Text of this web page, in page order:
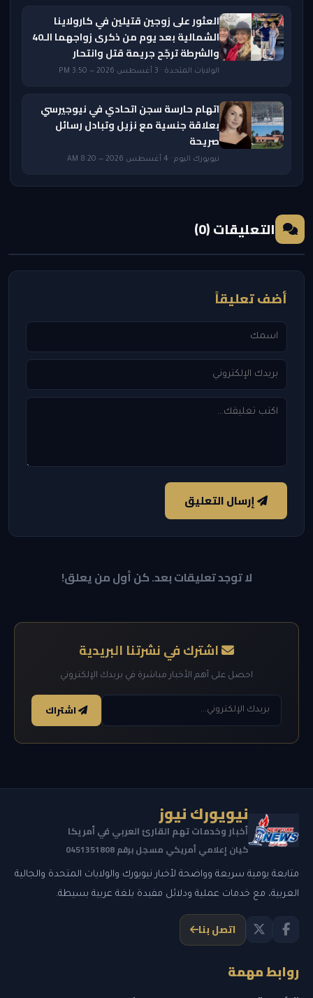
العثور على زوجين قتيلين في كارولاينا
الشمالية بعد يوم من ذكرى زواجهما الـ40
والشرطة ترجّح جريمة قتل وانتحار
الولايات المتحدة · 3 أغسطس 2026 — 3:50 PM
اتهام حارسة سجن اتحادي في نيوجيرسي
بعلاقة جنسية مع نزيل وتبادل رسائل
صريحة
نيويورك اليوم · 4 أغسطس 2026 — 8:20 AM
التعليقات (0)
أضف تعليقاً
إرسال التعليق
لا توجد تعليقات بعد. كن أول من يعلق!
اشترك في نشرتنا البريدية
احصل على أهم الأخبار مباشرة في بريدك الإلكتروني
اشتراك
نيويورك نيوز
أخبار وخدمات تهم القارئ العربي في أمريكا
كيان إعلامي أمريكي مسجل برقم 0451351808
متابعة يومية سريعة وواضحة لأخبار نيويورك والولايات المتحدة والجالية
العربية، مع خدمات عملية ودلائل مفيدة بلغة عربية بسيطة.
اتصل بنا
روابط مهمة